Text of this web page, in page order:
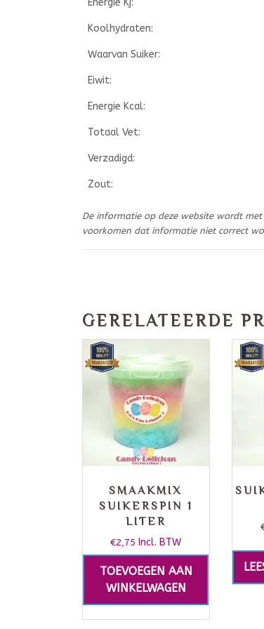
Energie Kj:
Koolhydraten:
Waarvan Suiker:
Eiwit:
Energie Kcal:
Totaal Vet:
Verzadigd:
Zout:
De informatie op deze website wordt
voorkomen dat informatie niet correct
GERELATEERDE
SMAAKMIX
SUIKERSPIN 1
LITER
€2,75 Incl. BTW
TOEVOEGEN AAN
WINKELWAGEN